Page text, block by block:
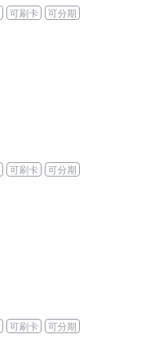
可刷卡
可分期
可刷卡
可分期
可刷卡
可分期